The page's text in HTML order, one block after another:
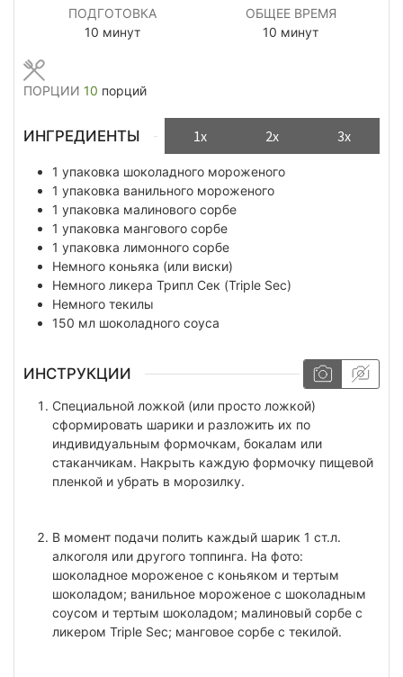
ПОДГОТОВКА
10 минуты
минут
ОБЩЕЕ ВРЕМЯ
10 минуты
минут
ПОРЦИИ 10 порций
ИНГРЕДИЕНТЫ 1x 2x 3x
1 упаковка шоколадного мороженого
1 упаковка ванильного мороженого
1 упаковка малинового сорбе
1 упаковка мангового сорбе
1 упаковка лимонного сорбе
Немного коньяка (или виски)
Немного ликера Трипл Сек (Triple Sec)
Немного текилы
150 мл шоколадного соуса
ИНСТРУКЦИИ
Специальной ложкой (или просто ложкой)
сформировать шарики и разложить их по
индивидуальным формочкам, бокалам или
стаканчикам. Накрыть каждую формочку пищевой
пленкой и убрать в морозилку.
В момент подачи полить каждый шарик 1 ст.л.
алкоголя или другого топпинга. На фото:
шоколадное мороженое с коньяком и тертым
шоколадом; ванильное мороженое с шоколадным
соусом и тертым шоколадом; малиновый сорбе с
ликером Triple Sec; манговое сорбе с текилой.